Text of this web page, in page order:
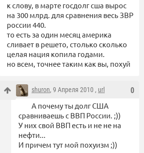
к слову, в марте госдолг сша вырос
на 300 млрд. для сравнения весь ЗВР
россии 440.
то есть за один месяц америка
сливает в решето, столько сколько
целая нация копила годами.
но всем, точнее таким как вы, похуй
0
shuron, 9 Апреля 2010 , url
А почему ты долг США
сравниваешь с ВВП России. ;))
У них свой ВВП есть и не не на
нефти...
И причем тут мой похуизм ;))